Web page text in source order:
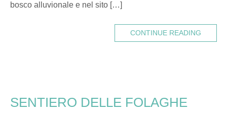
bosco alluvionale e nel sito […]
CONTINUE READING
SENTIERO DELLE FOLAGHE